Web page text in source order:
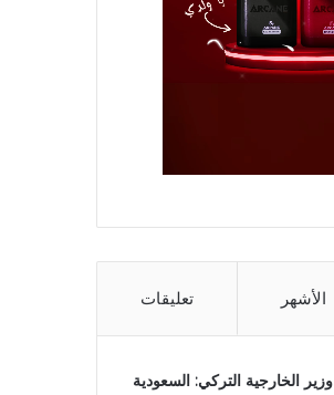
الأشهر تعليقات
وزير الخارجية التركي: السعودية